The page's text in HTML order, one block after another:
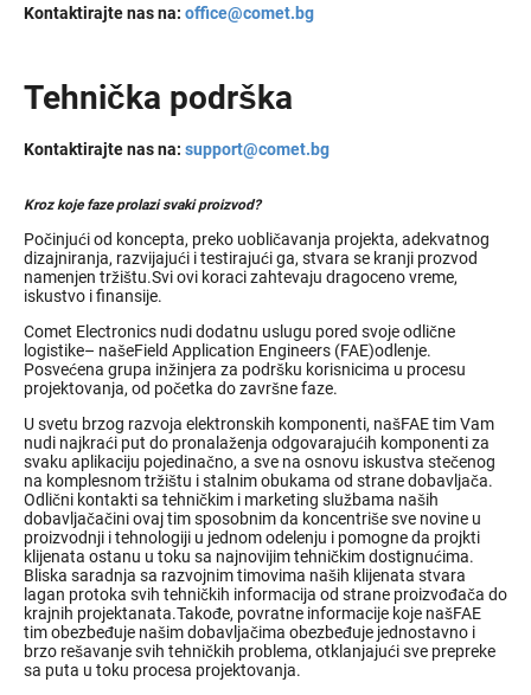
Kontaktirajte nas na: office@comet.bg
Tehnička podrška
Kontaktirajte nas na: support@comet.bg
Kroz koje faze prolazi svaki proizvod?
Počinjući od koncepta, preko uobličavanja projekta, adekvatnog
dizajniranja, razvijajući i testirajući ga, stvara se kranji prozvod
namenjen tržištu.Svi ovi koraci zahtevaju dragoceno vreme,
iskustvo i finansije.
Comet Electronics nudi dodatnu uslugu pored svoje odlične
logistike– našeField Application Engineers (FAE)odlenje.
Posvećena grupa inžinjera za podršku korisnicima u procesu
projektovanja, od početka do završne faze.
U svetu brzog razvoja elektronskih komponenti, našFAE tim Vam
nudi najkraći put do pronalaženja odgovarajućih komponenti za
svaku aplikaciju pojedinačno, a sve na osnovu iskustva stečenog
na komplesnom tržištu i stalnim obukama od strane dobavljača.
Odlični kontakti sa tehničkim i marketing službama naših
dobavljačačini ovaj tim sposobnim da koncentriše sve novine u
proizvodnji i tehnologiji u jednom odelenju i pomogne da projkti
klijenata ostanu u toku sa najnovijim tehničkim dostignućima.
Bliska saradnja sa razvojnim timovima naših klijenata stvara
lagan protoka svih tehničkih informacija od strane proizvođača do
krajnih projektanata.Takođe, povratne informacije koje našFAE
tim obezbeđuje našim dobavljačima obezbeđuje jednostavno i
brzo rešavanje svih tehničkih problema, otklanjajući sve prepreke
sa puta u toku procesa projektovanja.